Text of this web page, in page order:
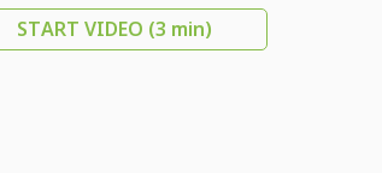
START VIDEO (3 min)